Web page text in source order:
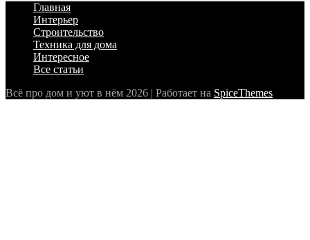
Главная
Интерьер
Строительство
Техника для дома
Интересное
Все статьи
Всё про дом и уют в нём 2026 | Работает на SpiceThemes